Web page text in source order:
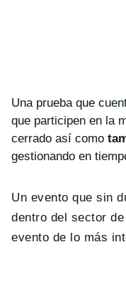
Una prueba que
que participen en la
cerrado así como
gestionando en
Un evento que sin
dentro del sector
evento de lo más